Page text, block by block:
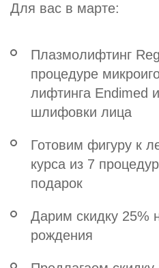
Для вас в марте:
Плазмолифтинг
процедуре
лифтинга Endimed
шлифовки лица
Готовим фигуру к
курса из 7
подарок
Дарим скидку 25%
рождения